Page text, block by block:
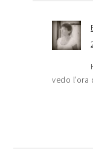
vedo l’ora